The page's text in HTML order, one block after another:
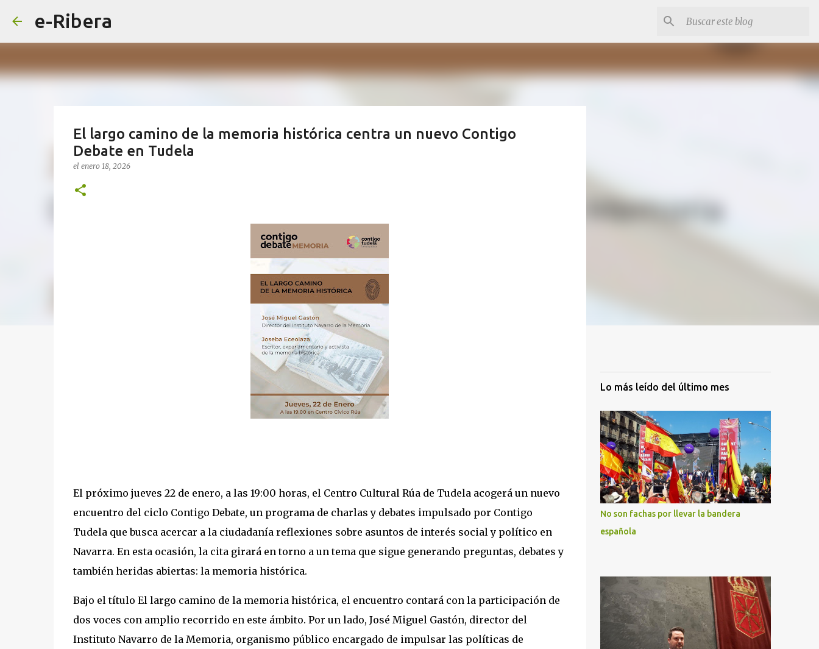
e-Ribera
El largo camino de la memoria histórica centra un nuevo Contigo
Debate en Tudela
el enero 18, 2026
El próximo jueves 22 de enero, a las 19:00 horas, el Centro Cultural Rúa de Tudela acogerá un nuevo
encuentro del ciclo Contigo Debate, un programa de charlas y debates impulsado por Contigo
Tudela que busca acercar a la ciudadanía reflexiones sobre asuntos de interés social y político en
Navarra. En esta ocasión, la cita girará en torno a un tema que sigue generando preguntas, debates y
también heridas abiertas: la memoria histórica.
Bajo el título El largo camino de la memoria histórica, el encuentro contará con la participación de
dos voces con amplio recorrido en este ámbito. Por un lado, José Miguel Gastón, director del
Instituto Navarro de la Memoria, organismo público encargado de impulsar las políticas de
Lo más leído del último mes
No son fachas por llevar la bandera
española